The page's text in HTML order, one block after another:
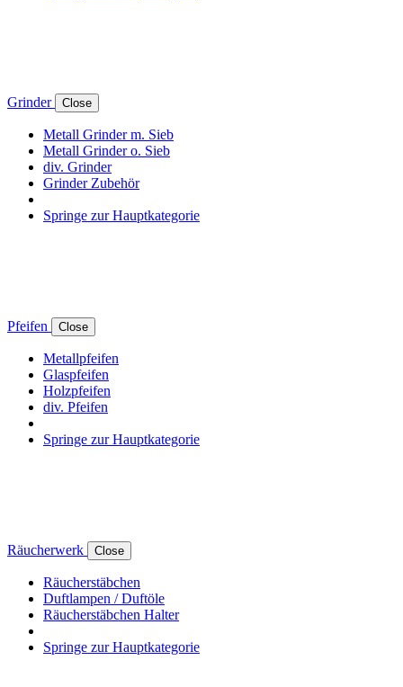
Grinder Close
Metall Grinder m. Sieb
Metall Grinder o. Sieb
div. Grinder
Grinder Zubehör
Springe zur Hauptkategorie
Pfeifen Close
Metallpfeifen
Glaspfeifen
Holzpfeifen
div. Pfeifen
Springe zur Hauptkategorie
Räucherwerk Close
Räucherstäbchen
Duftlampen / Duftöle
Räucherstäbchen Halter
Springe zur Hauptkategorie